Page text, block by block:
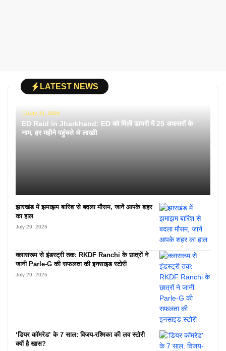
LATEST NEWS
July 31, 2026
ED Raid in Jharkhand: ED को मिली डायरी में 25 अफसरों के
नाम, हर महीने पहुंचते थे लाखों!
झारखंड में झमाझम बारिश से बदला मौसम, जानें आपके शहर
का हाल
July 29, 2026
क्लासरूम से इंडस्ट्री तक: RKDF Ranchi के छात्रों ने
जानी Parle-G की सफलता की इनसाइड स्टोरी
July 29, 2026
‘डियर कॉमरेड’ के 7 साल: विजय-रश्मिका की लव स्टोरी
क्यों है खास?